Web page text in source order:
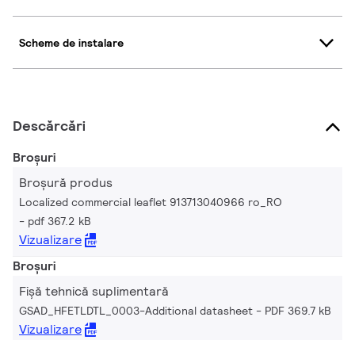
Scheme de instalare
Descărcări
Broșuri
Broșură produs
Localized commercial leaflet 913713040966 ro_RO
pdf 367.2 kB
Vizualizare
Broșuri
Fișă tehnică suplimentară
GSAD_HFETLDTL_0003-Additional datasheet PDF 369.7 kB
Vizualizare